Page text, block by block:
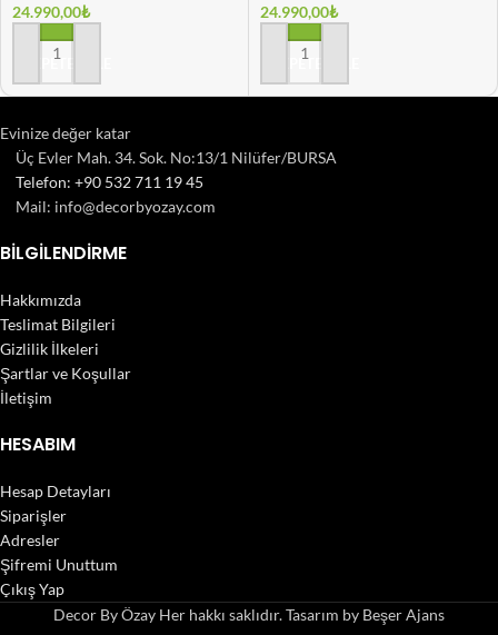
24.990,00₺
SEPETE EKLE
24.990,00₺
SEPETE EKLE
Evinize değer katar
Üç Evler Mah. 34. Sok. No:13/1 Nilüfer/BURSA
Telefon: +90 532 711 19 45
Mail: info@decorbyozay.com
BILGILENDIRME
Hakkımızda
Teslimat Bilgileri
Gizlilik İlkeleri
Şartlar ve Koşullar
İletişim
HESABIM
Hesap Detayları
Siparişler
Adresler
Şifremi Unuttum
Çıkış Yap
Decor By Özay Her hakkı saklıdır. Tasarım by Beşer Ajans